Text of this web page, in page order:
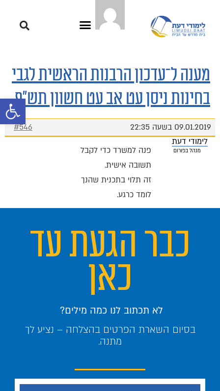
פתח
מענה ל־עדכון הרבנות הראשית לגבי
בחינות ניסן עט אב עט חשוון תש"פ
09.01.2019 בשעה 22:35
#546
לימודי דעת
מנהל בפורום
פנה למשרד כדי לקבל
תשובה אישית.
זה תלוי בתכנית שהנך
לומד כרגע.
כבר הגעת עד
כאן
לא תכתוב לנו כמה מילים?
בסיום השארת הפרטים בהצלחה – נציע לך
מתנה.